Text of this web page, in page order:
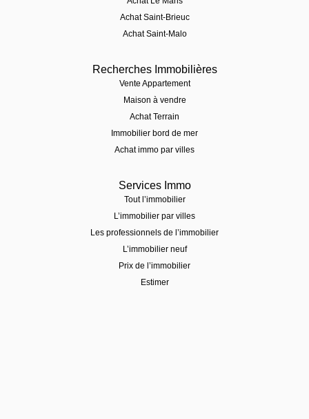
Achat Saint-Brieuc
Achat Saint-Malo
Recherches Immobilières
Vente Appartement
Maison à vendre
Achat Terrain
Immobilier bord de mer
Achat immo par villes
Services Immo
Tout l’immobilier
L’immobilier par villes
Les professionnels de l’immobilier
L’immobilier neuf
Prix de l’immobilier
Estimer